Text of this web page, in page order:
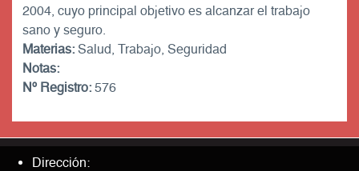
2004, cuyo principal objetivo es alcanzar el trabajo
sano y seguro.
Materias:Salud, Trabajo, Seguridad
Notas:
Nº Registro:576
Dirección: